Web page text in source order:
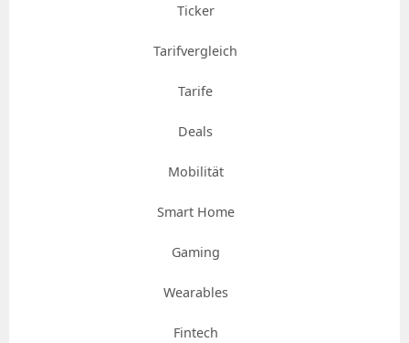
Ticker
Tarifvergleich
Tarife
Deals
Mobilität
Smart Home
Gaming
Wearables
Fintech